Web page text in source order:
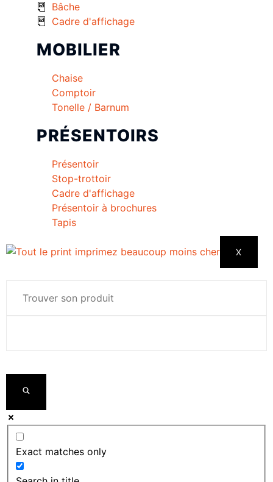
Bâche
Cadre d'affichage
MOBILIER
Chaise
Comptoir
Tonelle / Barnum
PRÉSENTOIRS
Présentoir
Stop-trottoir
Cadre d'affichage
Présentoir à brochures
Tapis
X
Exact matches only